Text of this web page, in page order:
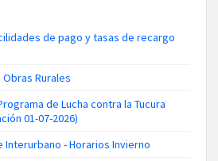
de pago y tasas de recargo
Rurales
de Lucha contra la Tucura
01-07-2026)
Interurbano - Horarios Invierno